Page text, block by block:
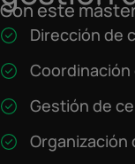
Con este
Dirección de
Coordinación
Gestión de